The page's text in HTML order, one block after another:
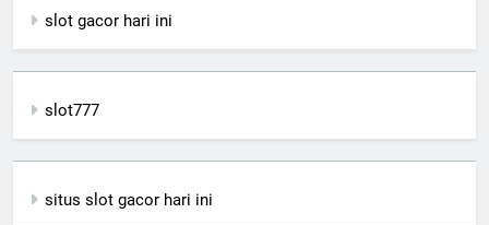
slot gacor hari ini
slot777
situs slot gacor hari ini